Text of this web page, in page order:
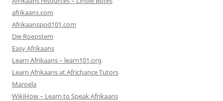
afrikaans.com
Afrikaanspod101.com
Die Roepstem
Easy Afrikaans
Learn Afrikaans – learn101.org
Learn Afrikaans at Africhance Tutors
Maroela
WikiHow – Learn to Speak Afrikaans